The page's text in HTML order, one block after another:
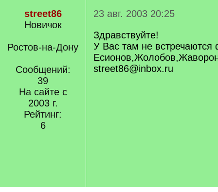
street86
Новичок
Ростов-на-Дону
Сообщений:
39
На сайте с
2003 г.
Рейтинг:
6
23 авг. 2003 20:25
Здравствуйте!
У Вас там не
street86@inbox.ru